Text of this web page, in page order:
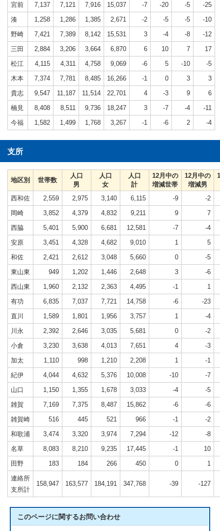
宮前
7,137 7,121 7,916 15,037 -7 -20 -5
-25
湊
1,258 1,286 1,385 2,671 -2 -5 -5
-10
野崎
7,421 7,389 8,142 15,531 3 -4 -8
-12
三田
2,884 3,206 3,664 6,870 6 10 7
17
松江
4,115 4,311 4,758 9,069 -6 5 -10
-5
木本
7,374 7,781 8,485 16,266 -1 0 3
3
貴志
9,547 11,187 11,514 22,701 4 -3 9
6
楠見
8,408 8,511 9,736 18,247 3 -7 -4
-11
今福
1,582 1,499 1,768 3,267 -1 -6 2 -4
支所
地区別 世帯数
人口
男
人口
女
人口
計
12月中の
増減世帯
12月中の
増減男
西和佐 2,559 2,975 3,140 6,115 -9
-2
岡崎
3,852 4,379 4,832 9,211 9
7
西脇
5,401 5,900 6,681 12,581 -7
-4
安原
3,451 4,328 4,682 9,010 1
5
和佐
2,421 2,612 3,048 5,660 0
-5
東山東
949 1,202 1,446 2,648 3
-6
西山東
1,960 2,132 2,363 4,495 -1
1
有功
6,835 7,037 7,721 14,758 -6
-23
直川
1,589 1,801 1,956 3,757 1
-4
川永
2,392 2,646 3,035 5,681 0
-2
小倉
3,230 3,638 4,013 7,651 4
-3
加太
1,110 998 1,210 2,208 1
-1
紀伊
4,044 4,632 5,376 10,008 -10
-7
山口
1,150 1,355 1,678 3,033 -4
-5
雑賀
7,169 7,375 8,487 15,862 -6
-6
雑賀崎
516 445 521 966 -1
-2
和歌浦
3,474 3,320 3,974 7,294 -12
-8
名草
8,083 8,210 9,235 17,445 -1
10
田野
183 184 266 450 0
1
連絡所
支所計
158,947 163,577 184,191 347,768 -39 -127
このページに関するお問い合わせ